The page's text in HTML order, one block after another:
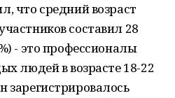
что средний возраст
составил 28
- это профессионалы
людей в возрасте 18-22